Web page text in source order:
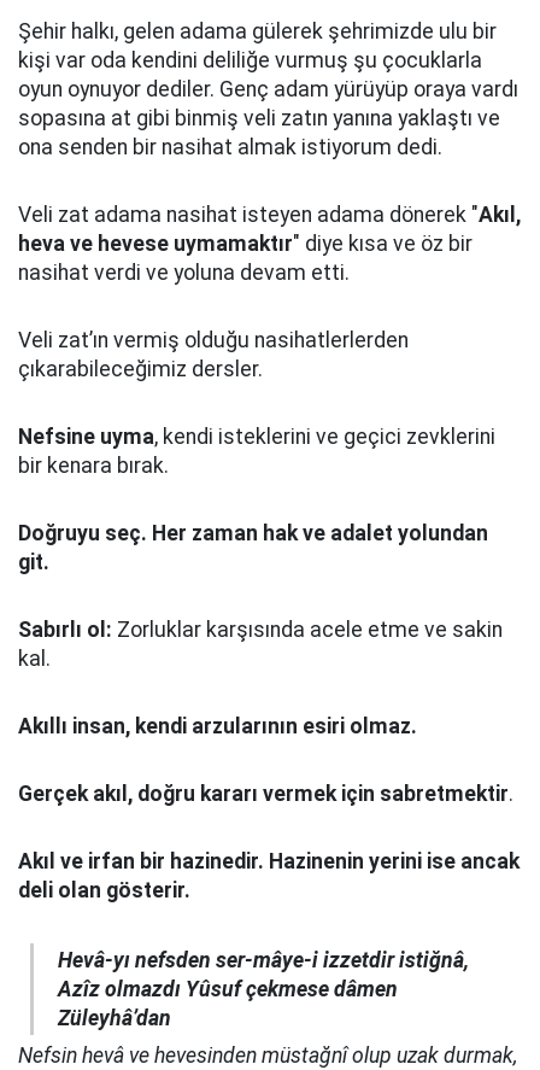
Şehir halkı, gelen adama gülerek şehrimizde ulu bir
kişi var oda kendini deliliğe vurmuş şu çocuklarla
oyun oynuyor dediler. Genç adam yürüyüp oraya vardı
sopasına at gibi binmiş veli zatın yanına yaklaştı ve
ona senden bir nasihat almak istiyorum dedi.
Veli zat adama nasihat isteyen adama dönerek "Akıl,
heva ve hevese uymamaktır" diye kısa ve öz bir
nasihat verdi ve yoluna devam etti.
Veli zat’ın vermiş olduğu nasihatlerlerden
çıkarabileceğimiz dersler.
Nefsine uyma, kendi isteklerini ve geçici zevklerini
bir kenara bırak.
Doğruyu seç. Her zaman hak ve adalet yolundan
git.
Sabırlı ol: Zorluklar karşısında acele etme ve sakin
kal.
Akıllı insan, kendi arzularının esiri olmaz.
Gerçek akıl, doğru kararı vermek için sabretmektir.
Akıl ve irfan bir hazinedir. Hazinenin yerini ise ancak
deli olan gösterir.
Hevâ-yı nefsden ser-mâye-i izzetdir istiğnâ,
Azîz olmazdı Yûsuf çekmese dâmen
Züleyhâ’dan
Nefsin hevâ ve hevesinden müstağnî olup uzak durmak,